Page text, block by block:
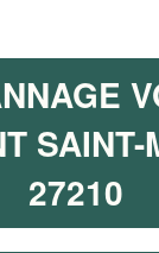
SAINT-
27210